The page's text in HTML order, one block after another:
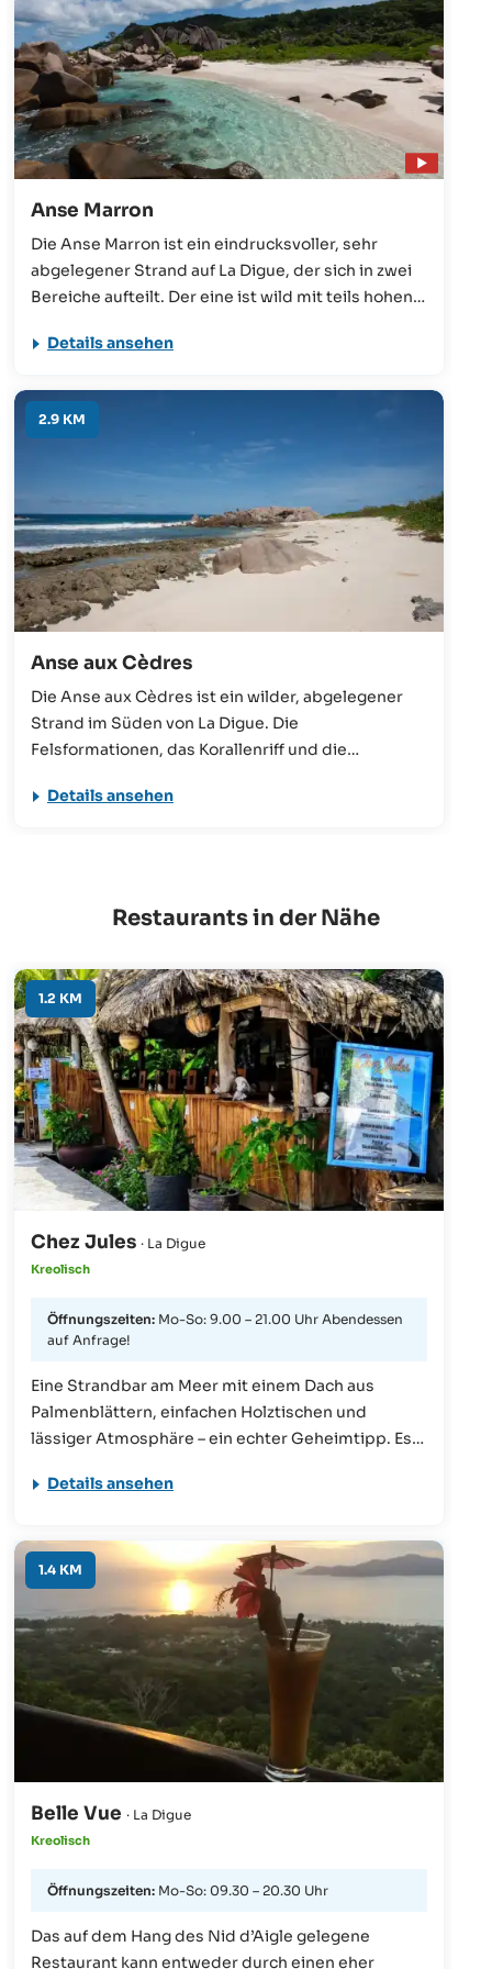
Anse Marron
Die Anse Marron ist ein eindrucksvoller, sehr
abgelegener Strand auf La Digue, der sich in zwei
Bereiche aufteilt. Der eine ist wild mit teils hohen
natürlichen Pools, die durch Granitfelsen vor dem
ohne einen einheimischen Tour Guide nicht zu
empfehlen.
Details ansehen
2.9 KM
Anse aux Cèdres
Die Anse aux Cèdres ist ein wilder, abgelegener
Strand im Süden von La Digue. Die
Felsformationen, das Korallenriff und die
machen sie zu einer einzigartigen Kulisse. Der
Details ansehen
Restaurants in der Nähe
1.2 KM
Chez Jules · La Digue
Kreolisch
Öffnungszeiten: Mo-So: 9.00 – 21.00 Uhr Abendessen
auf Anfrage!
Eine Strandbar am Meer mit einem Dach aus
Palmenblättern, einfachen Holztischen und
lässiger Atmosphäre – ein echter Geheimtipp. Es
auch Gerichte kreolischer Art, wie den beliebten
eine Reservierung/Anfrage erforderlich.
Details ansehen
1.4 KM
Belle Vue · La Digue
Kreolisch
Öffnungszeiten: Mo-So: 09.30 – 20.30 Uhr
Das auf dem Hang des Nid d’Aigle gelegene
Restaurant kann entweder durch einen eher